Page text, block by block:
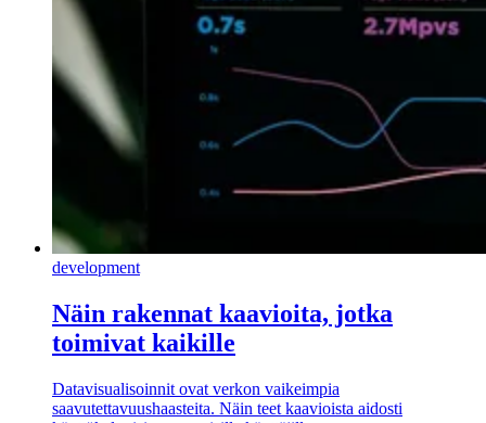
development
Näin rakennat kaavioita, jotka
toimivat kaikille
Datavisualisoinnit ovat verkon vaikeimpia
saavutettavuushaasteita. Näin teet kaavioista aidosti